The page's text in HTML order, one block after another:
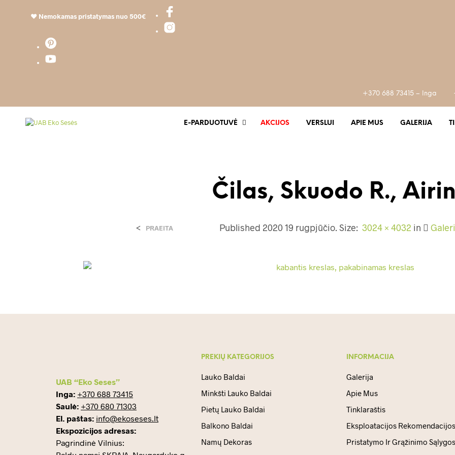
❤️ Nemokamas pristatymas nuo 500€
+370 688 73415 – Inga
E-PARDUOTUVĖ AKCIJOS VERSLUI APIE MUS GALERIJA
Čilas, Skuodo R.,
Published 2020 19 rugpjūčio. Size: 3024 × 4032 in
< PRAEITA
UAB “Eko Seses”
Inga: +370 688 73415
Saulė: +370 680 71303
El. paštas: info@ekoseses.lt
Ekspozicijos adresas:
Pagrindinė Vilnius:
PREKIŲ KATEGORIJOS
Lauko Baldai
Minkšti Lauko Baldai
Pietų Lauko Baldai
Balkono Baldai
Namų Dekoras
INFORMACIJA
Galerija
Apie Mus
Tinklaraštis
Eksploatacijos Rekomendacijos
Pristatymo Ir Grąžinimo Sąlygos